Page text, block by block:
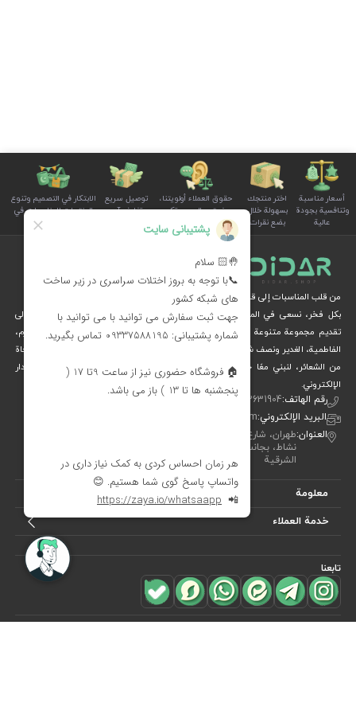
أسعار مناسبة
وتنافسية بجودة
عالية
اختر منتجك
بسهولة خلال
بضع نقرات
حقوق العملاء أولويتنا،
ونستمع إلى صوتكم
بوضوح واهتمام
توصيل سريع
وتغليف آمن
الابتكار في التصميم وتنوع
المنتجات للمناسبات في
سلة الأسرة
من قلب المناسبات إلى قلوب الناس
بكل فخر، نسعى في المجموعة الثقافية ديدار، من خلال الإبداع والرؤية الثقافية، إلى
تقديم مجموعة متنوعة من المنتجات الخاصة بالمناسبات الوطنية والدينية، مثل محرم،
الفاطمية، الغدير ونصف شعبان، عبر متجرنا الإلكتروني.
نُهديكم هدايا فريدة وزينة مستوحاة
من الشعائر، لنبني معًا جسرًا جميلاً بين التقاليد والفن والحياة المعاصرة. متجر ديدار
الإلكتروني.
رقم الهاتف:00982122631904
البريد الإلكتروني:info[at]didareshop.com
العنوان:طهران، شارع شريعتي، فوق قُلهَك، شارع الشهيد كلاهدوز، تقاطع
الشرقية
معلومة
خدمة العملاء
تابعنا